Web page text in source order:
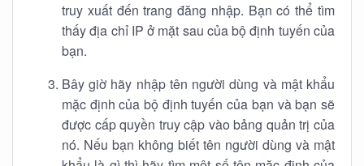
truy xuất đến trang đăng nhập. Bạn có thể tìm
thấy địa chỉ IP ở mặt sau của bộ định tuyến của
bạn.
Bây giờ hãy nhập tên người dùng và mật khẩu
mặc định của bộ định tuyến của bạn và bạn sẽ
được cấp quyền truy cập vào bảng quản trị của
nó. Nếu bạn không biết tên người dùng và mật